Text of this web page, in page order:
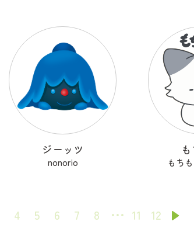
ジーッツ
nonorio もち
4 5 6 7 8 11 12